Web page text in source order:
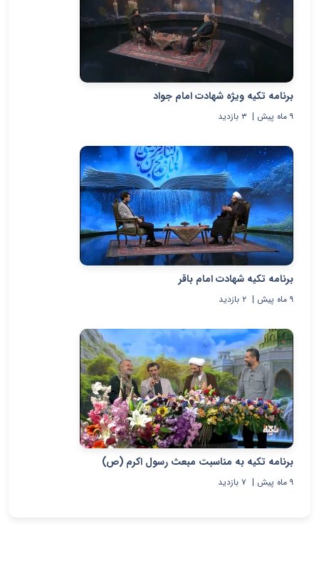
برنامه تکیه ویژه شهادت امام جواد
۹ ماه پیش | ۳ بازدید
برنامه تکیه شهادت امام باقر
۹ ماه پیش | ۲ بازدید
برنامه تکیه به مناسبت مبعث رسول اکرم (ص)
۹ ماه پیش | ۷ بازدید